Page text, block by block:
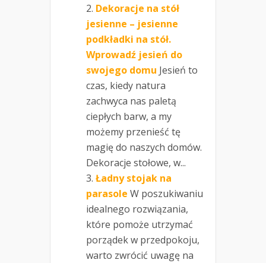
Dekoracje na stół
jesienne – jesienne
podkładki na stół.
Wprowadź jesień do
swojego domu Jesień to
czas, kiedy natura
zachwyca nas paletą
ciepłych barw, a my
możemy przenieść tę
magię do naszych domów.
Dekoracje stołowe, w...
Ładny stojak na
parasole W poszukiwaniu
idealnego rozwiązania,
które pomoże utrzymać
porządek w przedpokoju,
warto zwrócić uwagę na